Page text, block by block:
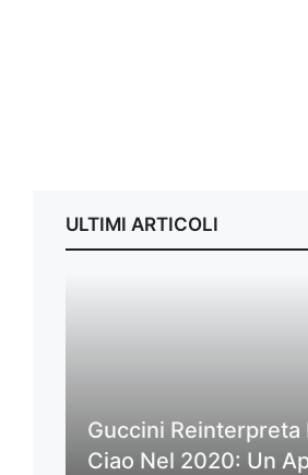
ULTIMI ARTICOLI
Guccini Reinterpreta
Ciao Nel 2020: Un